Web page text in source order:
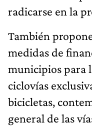
radicarse en la
También
medidas de
municipios para
ciclovías
bicicletas,
general de las